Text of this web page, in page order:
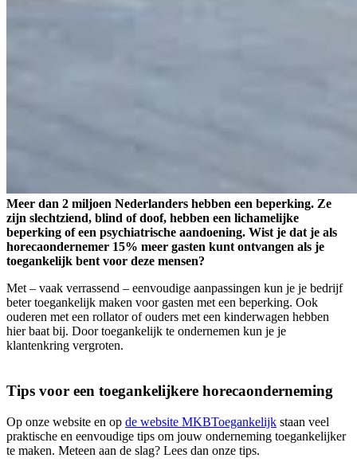
Meer dan 2 miljoen Nederlanders hebben een beperking. Ze
zijn slechtziend, blind of doof, hebben een lichamelijke
beperking of een psychiatrische aandoening. Wist je dat je als
horecaondernemer 15% meer gasten kunt ontvangen als je
toegankelijk bent voor deze mensen?
Met – vaak verrassend – eenvoudige aanpassingen kun je je bedrijf
beter toegankelijk maken voor gasten met een beperking. Ook
ouderen met een rollator of ouders met een kinderwagen hebben
hier baat bij. Door toegankelijk te ondernemen kun je je
klantenkring vergroten.
Tips voor een toegankelijkere horecaonderneming
Op onze website en op de website MKBToegankelijk staan veel
praktische en eenvoudige tips om jouw onderneming toegankelijker
te maken. Meteen aan de slag? Lees dan onze tips.